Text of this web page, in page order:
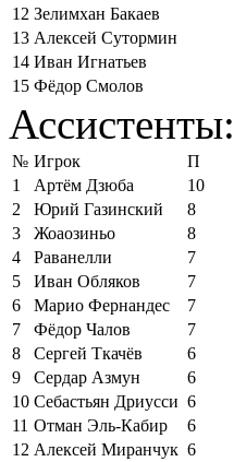
12 Зелимхан Бакаев
13 Алексей Сутормин
14 Иван Игнатьев
15 Фёдор Смолов
Ассистенты:
№ Игрок
П
1
Артём Дзюба
10
2
Юрий Газинский
8
3
Жоаозиньо
8
4
Раванелли
7
5
Иван Обляков
7
6
Марио Фернандес
7
7
Фёдор Чалов
7
8
Сергей Ткачёв
6
9
Сердар Азмун
6
10 Себастьян Дриусси 6
11 Отман Эль-Кабир
6
12 Алексей Миранчук 6